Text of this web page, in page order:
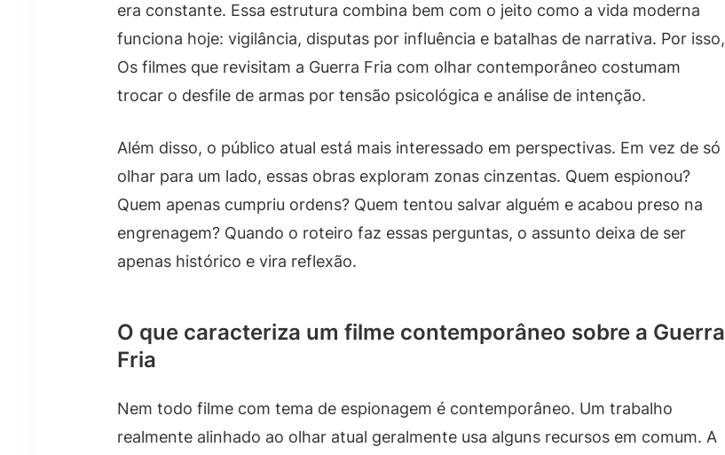
era constante. Essa estrutura combina bem com o jeito como a vida moderna
funciona hoje: vigilância, disputas por influência e batalhas de narrativa. Por isso,
Os filmes que revisitam a Guerra Fria com olhar contemporâneo costumam
trocar o desfile de armas por tensão psicológica e análise de intenção.
Além disso, o público atual está mais interessado em perspectivas. Em vez de só
olhar para um lado, essas obras exploram zonas cinzentas. Quem espionou?
Quem apenas cumpriu ordens? Quem tentou salvar alguém e acabou preso na
engrenagem? Quando o roteiro faz essas perguntas, o assunto deixa de ser
apenas histórico e vira reflexão.
O que caracteriza um filme contemporâneo sobre a Guerra
Fria
Nem todo filme com tema de espionagem é contemporâneo. Um trabalho
realmente alinhado ao olhar atual geralmente usa alguns recursos em comum. A